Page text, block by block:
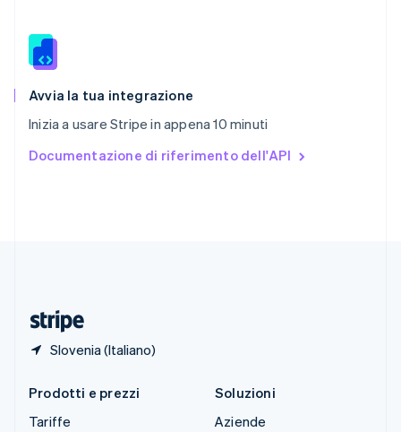
Avvia la tua integrazione
Inizia a usare Stripe in appena 10 minuti
Documentazione di riferimento dell'API
Slovenia (Italiano)
Slovacchia
Slovenia
English Italiano
EspañolEnglish
English Español 简体中文
Prodotti e prezzi
Tariffe
Soluzioni
Aziende